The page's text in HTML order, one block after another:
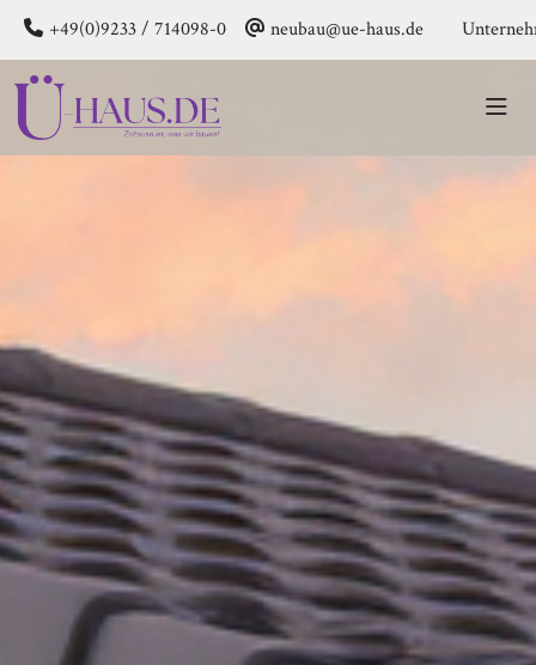
+49(0)9233 / 714098-0 neubau@ue-haus.de